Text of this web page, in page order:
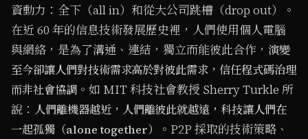
資動力：全下（all in）和從大公司跳槽（drop out）。
在近 60 年的信息技術發展歷史裡，人們使用個人電腦
與網絡，是為了溝通、連結，獨立而能彼此合作， 演變
至今卻讓人們對技術需求高於對彼此需求，信任程式碼治理
而非社會協調。如 MIT 科技社會教授 Sherry Turkle 所
說： 人們離機器越近，人們離彼此就越遠，科技讓人們在
一起孤獨（alone together）
。P2P 採取的技術策略、